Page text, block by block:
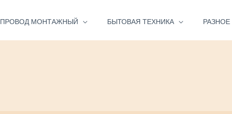
ПРОВОД МОНТАЖНЫЙ БЫТОВАЯ ТЕХНИКА РАЗНОЕ